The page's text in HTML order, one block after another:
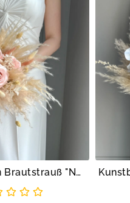
Kunstblumen Brautstrauß "Nude Rosen"